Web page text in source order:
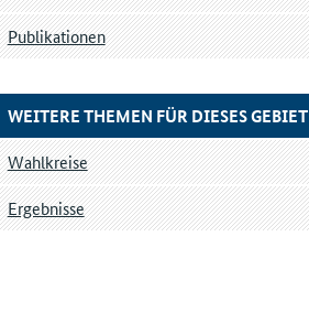
Publikationen
WEITERE THEMEN FÜR DIESES GEBIET
Wahlkreise
Ergebnisse